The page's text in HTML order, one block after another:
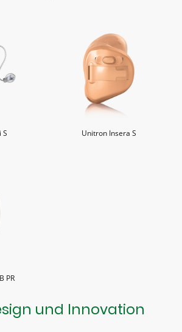
S Unitron Insera S
PR
und Innovation